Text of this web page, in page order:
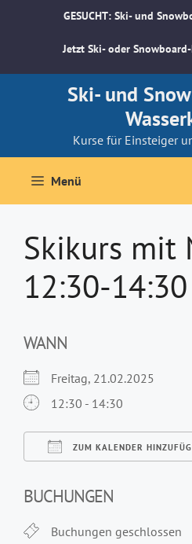
GESUCHT: Ski- und
Jetzt Ski- oder
Ski- und
Kurse für Einsteiger
Menü
Skikurs mit
12:30-
WANN
Freitag, 21.02.2025
12:30 - 14:30
ZUM KALENDER
BUCHUNGEN
Buchungen geschlossen